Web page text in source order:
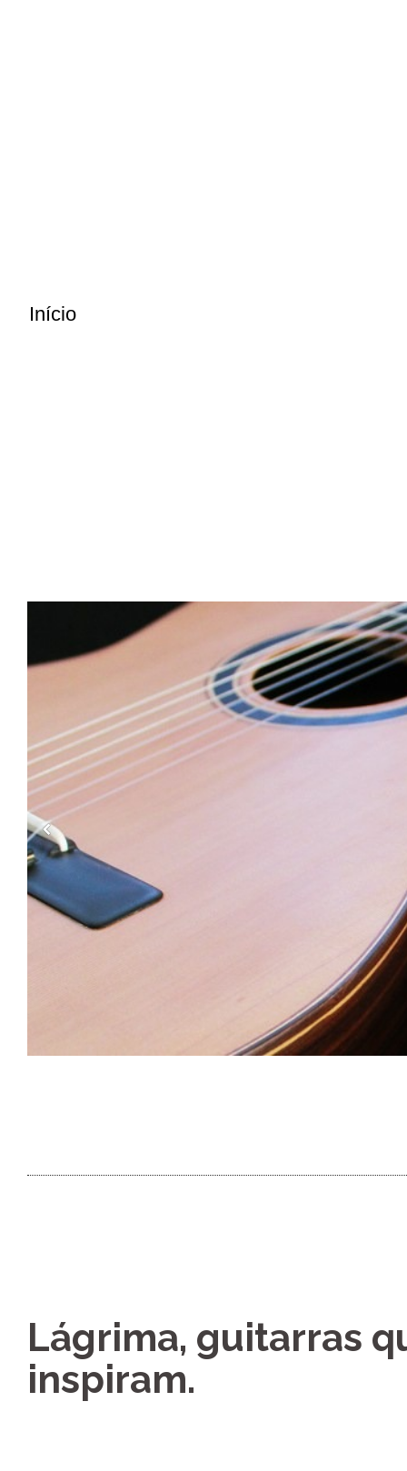
Início
Lágrima, guitarras
inspiram.